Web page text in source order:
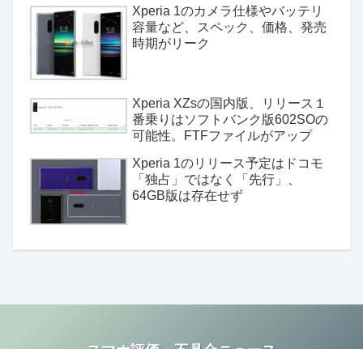
Xperia 1のカメラ仕様やバッテリ
容量など、スペック、価格、発売
時期がリーク
Xperia XZsの国内版、リリース１
番乗りはソフトバンク版602SOの
可能性。FTFファイルがアップ
Xperia 1のリリース予定はドコモ
「独占」ではなく「先行」、
64GB版は存在せず